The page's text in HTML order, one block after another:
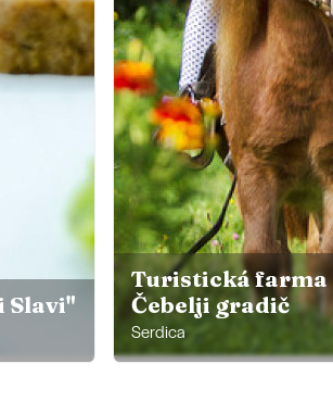
Slavi"
Turistická farma
Čebelji gradič
Serdica